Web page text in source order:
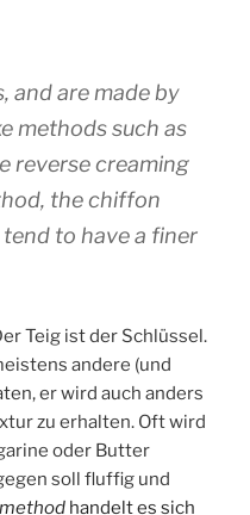
and are made by
methods such as
reverse creaming
the chiffon
to have a finer
Teig ist der Schlüssel.
andere (und
er wird auch anders
zu erhalten. Oft wird
oder Butter
soll fluffig und
handelt es sich